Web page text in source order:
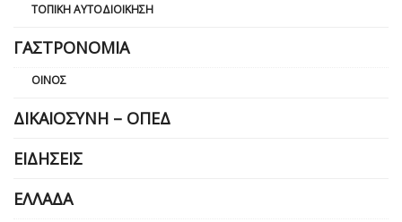
ΤΟΠΙΚΉ ΑΥΤΟΔΙΟΊΚΗΣΗ
ΓΑΣΤΡΟΝΟΜΊΑ
ΟΊΝΟΣ
ΔΙΚΑΙΟΣΎΝΗ – ΟΠΕΔ
ΕΙΔΉΣΕΙΣ
ΕΛΛΆΔΑ